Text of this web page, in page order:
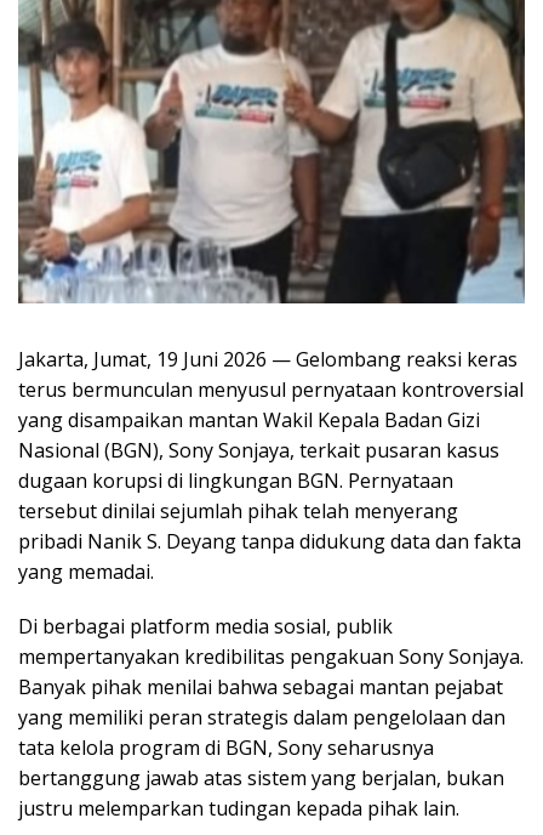
Jakarta, Jumat, 19 Juni 2026 — Gelombang reaksi keras
terus bermunculan menyusul pernyataan kontroversial
yang disampaikan mantan Wakil Kepala Badan Gizi
Nasional (BGN), Sony Sonjaya, terkait pusaran kasus
dugaan korupsi di lingkungan BGN. Pernyataan
tersebut dinilai sejumlah pihak telah menyerang
pribadi Nanik S. Deyang tanpa didukung data dan fakta
yang memadai.
Di berbagai platform media sosial, publik
mempertanyakan kredibilitas pengakuan Sony Sonjaya.
Banyak pihak menilai bahwa sebagai mantan pejabat
yang memiliki peran strategis dalam pengelolaan dan
tata kelola program di BGN, Sony seharusnya
bertanggung jawab atas sistem yang berjalan, bukan
justru melemparkan tudingan kepada pihak lain.